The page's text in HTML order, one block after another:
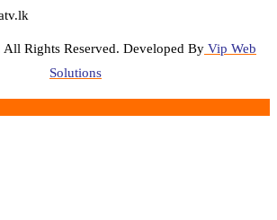
Rights Reserved. Developed By Vip Web
Solutions